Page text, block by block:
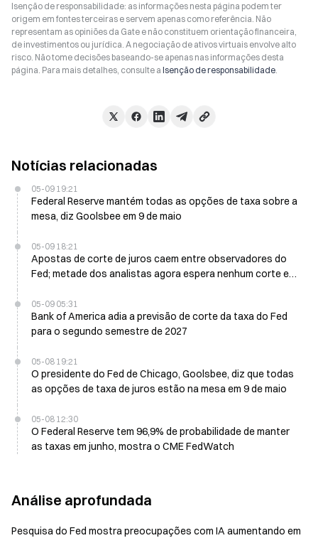
Isenção de responsabilidade: as informações nesta página podem ter
origem em fontes terceiras e servem apenas como referência. Não
representam as opiniões da Gate e não constituem orientação financeira,
de investimentos ou jurídica. A negociação de ativos virtuais envolve alto
risco. Não tome decisões baseando-se apenas nas informações desta
página. Para mais detalhes, consulte a Isenção de responsabilidade.
Notícias relacionadas
05-09 19:21
Federal Reserve mantém todas as opções de taxa sobre a
mesa, diz Goolsbee em 9 de maio
05-09 18:21
Apostas de corte de juros caem entre observadores do
Fed; metade dos analistas agora espera nenhum corte em
05-09 05:31
Bank of America adia a previsão de corte da taxa do Fed
para o segundo semestre de 2027
05-08 19:21
O presidente do Fed de Chicago, Goolsbee, diz que todas
as opções de taxa de juros estão na mesa em 9 de maio
05-08 12:30
O Federal Reserve tem 96,9% de probabilidade de manter
as taxas em junho, mostra o CME FedWatch
Análise aprofundada
Pesquisa do Fed mostra preocupações com IA aumentando em